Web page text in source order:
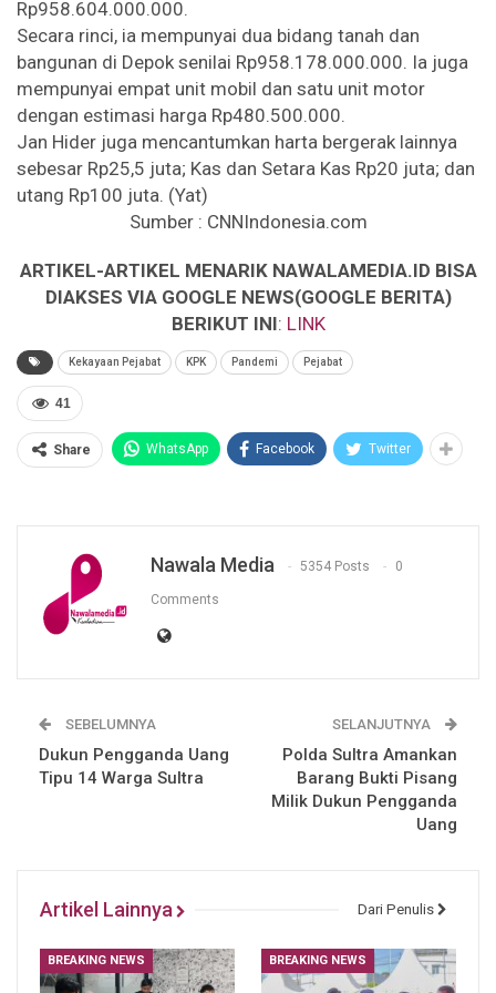
Rp958.604.000.000.
Secara rinci, ia mempunyai dua bidang tanah dan
bangunan di Depok senilai Rp958.178.000.000. Ia juga
mempunyai empat unit mobil dan satu unit motor
dengan estimasi harga Rp480.500.000.
Jan Hider juga mencantumkan harta bergerak lainnya
sebesar Rp25,5 juta; Kas dan Setara Kas Rp20 juta; dan
utang Rp100 juta. (Yat)
Sumber : CNNIndonesia.com
ARTIKEL-ARTIKEL MENARIK NAWALAMEDIA.ID BISA
DIAKSES VIA GOOGLE NEWS(GOOGLE BERITA)
BERIKUT INI: LINK
Kekayaan Pejabat KPK Pandemi Pejabat
41
Share WhatsApp Facebook Twitter
Nawala Media 5354 Posts 0
Comments
SEBELUMNYA
Dukun Pengganda Uang
Tipu 14 Warga Sultra
SELANJUTNYA
Polda Sultra Amankan
Barang Bukti Pisang
Milik Dukun Pengganda
Uang
Artikel Lainnya Dari Penulis
BREAKING NEWS BREAKING NEWS